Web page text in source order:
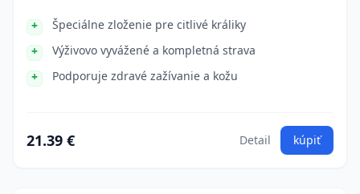
Špeciálne zloženie pre citlivé králiky
Výživovo vyvážené a kompletná strava
Podporuje zdravé zažívanie a kožu
21.39 € Detail kúpiť